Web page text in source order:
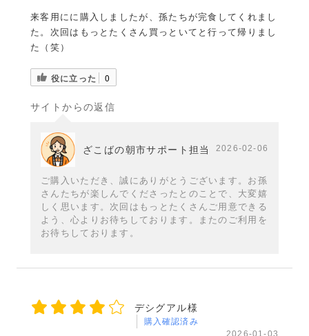
来客用にに購入しましたが、孫たちが完食してくれまし
た。次回はもっとたくさん買っといてと行って帰りまし
た（笑）
役に立った 0
サイトからの返信
ざこばの朝市サポート担当 2026-02-06
ご購入いただき、誠にありがとうございます。お孫
さんたちが楽しんでくださったとのことで、大変嬉
しく思います。次回はもっとたくさんご用意できる
よう、心よりお待ちしております。またのご利用を
お待ちしております。
デシグアル様
購入確認済み
2026-01-03